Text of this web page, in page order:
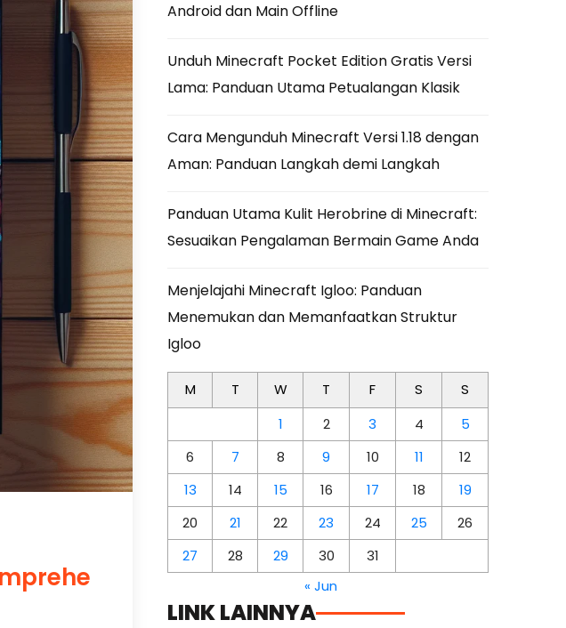
Android dan Main Offline
Unduh Minecraft Pocket Edition Gratis Versi
Lama: Panduan Utama Petualangan Klasik
Cara Mengunduh Minecraft Versi 1.18 dengan
Aman: Panduan Langkah demi Langkah
Panduan Utama Kulit Herobrine di Minecraft:
Sesuaikan Pengalaman Bermain Game Anda
Menjelajahi Minecraft Igloo: Panduan
Menemukan dan Memanfaatkan Struktur
Igloo
M T W T F S
S
1
2 3 4
5
6
7 8 9 10 11
12
13
14 15 16 17 18
19
20
21 22 23 24 25
26
27
28 29 30
31
« Jun
LINK LAINNYA